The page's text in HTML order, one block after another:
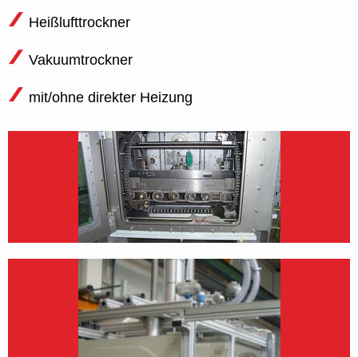
Heißlufttrockner
Vakuumtrockner
mit/ohne direkter Heizung